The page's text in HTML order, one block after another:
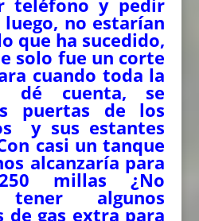
teléfono y pedir
luego, no estarían
que ha sucedido,
solo fue un corte
cuando toda la
dé cuenta, se
puertas de los
y sus estantes
casi un tanque
alcanzaría para
millas ¿No
tener algunos
de gas extra para